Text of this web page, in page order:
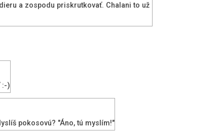
a zospodu priskrutkovať. Chalani to už
:-)
pokosovú? "Áno, tú myslím!"